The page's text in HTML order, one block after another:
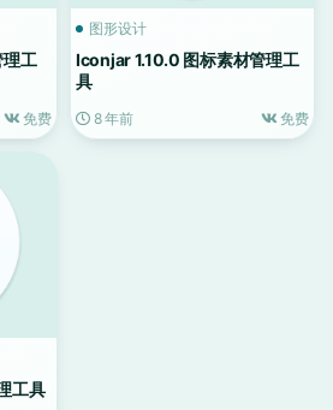
理工
免费
图形设计
Iconjar 1.10.0 图标素材管理工
具
8 年前 免费
工具